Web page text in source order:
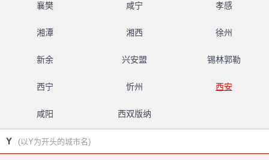
襄樊 咸宁 孝感
湘潭 湘西 徐州
新余 兴安盟 锡林郭勒
西宁 忻州 西安
咸阳 西双版纳
Y (以Y为开头的城市名)